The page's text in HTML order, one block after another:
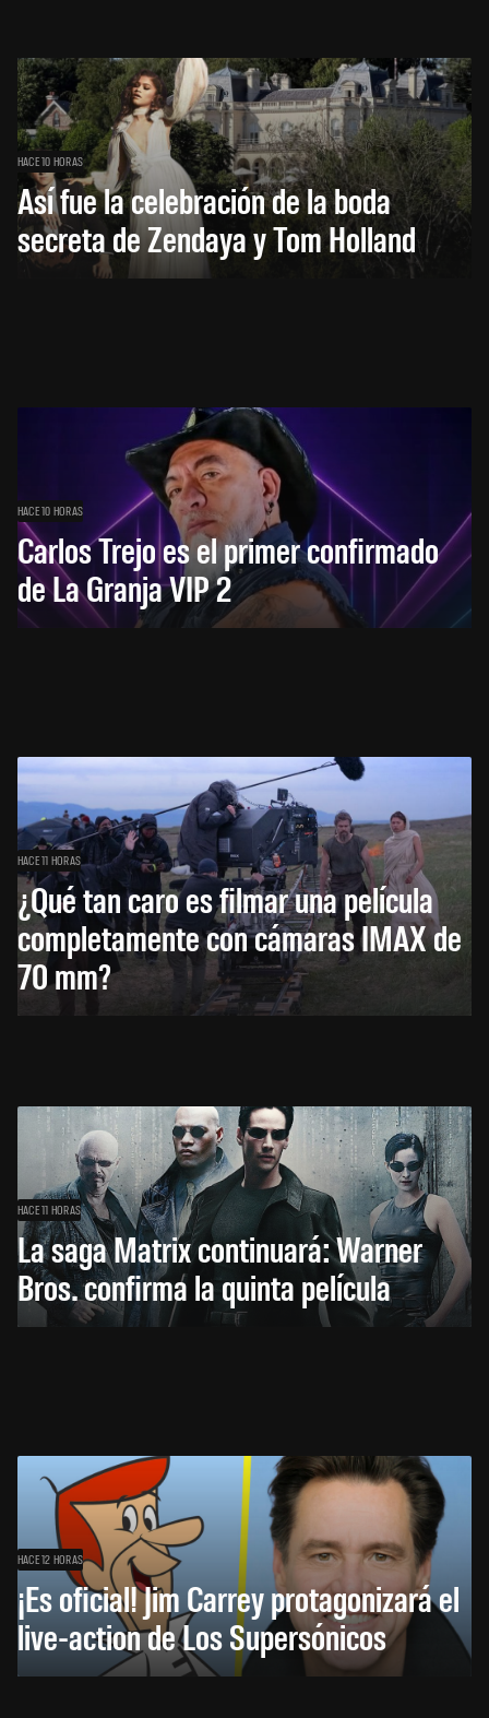
HACE 10 HORAS
Así fue la celebración de la boda
secreta de Zendaya y Tom Holland
HACE 10 HORAS
Carlos Trejo es el primer confirmado
de La Granja VIP 2
HACE 11 HORAS
¿Qué tan caro es filmar una película
completamente con cámaras IMAX de
70 mm?
HACE 11 HORAS
La saga Matrix continuará: Warner
Bros. confirma la quinta película
HACE 12 HORAS
¡Es oficial! Jim Carrey protagonizará el
live-action de Los Supersónicos